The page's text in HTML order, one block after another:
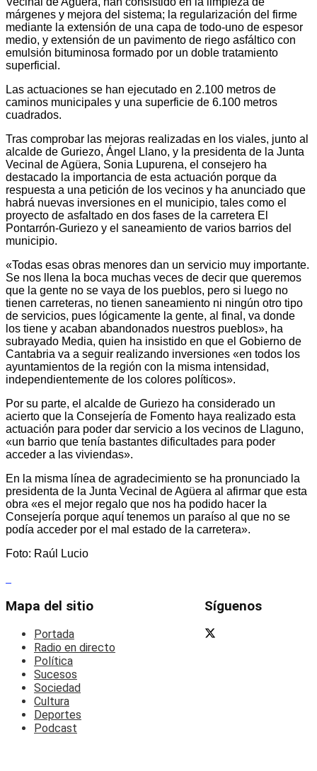
márgenes y mejora del sistema; la regularización del firme
mediante la extensión de una capa de todo-uno de espesor
medio, y extensión de un pavimento de riego asfáltico con
emulsión bituminosa formado por un doble tratamiento
superficial.
Las actuaciones se han ejecutado en 2.100 metros de
caminos municipales y una superficie de 6.100 metros
cuadrados.
Tras comprobar las mejoras realizadas en los viales, junto al
alcalde de Guriezo, Ángel Llano, y la presidenta de la Junta
Vecinal de Agüera, Sonia Lupurena, el consejero ha
destacado la importancia de esta actuación porque da
respuesta a una petición de los vecinos y ha anunciado que
habrá nuevas inversiones en el municipio, tales como el
proyecto de asfaltado en dos fases de la carretera El
Pontarrón-Guriezo y el saneamiento de varios barrios del
municipio.
«Todas esas obras menores dan un servicio muy importante.
Se nos llena la boca muchas veces de decir que queremos
que la gente no se vaya de los pueblos, pero si luego no
tienen carreteras, no tienen saneamiento ni ningún otro tipo
de servicios, pues lógicamente la gente, al final, va donde
los tiene y acaban abandonados nuestros pueblos», ha
subrayado Media, quien ha insistido en que el Gobierno de
Cantabria va a seguir realizando inversiones «en todos los
ayuntamientos de la región con la misma intensidad,
independientemente de los colores políticos».
Por su parte, el alcalde de Guriezo ha considerado un
acierto que la Consejería de Fomento haya realizado esta
actuación para poder dar servicio a los vecinos de Llaguno,
«un barrio que tenía bastantes dificultades para poder
acceder a las viviendas».
En la misma línea de agradecimiento se ha pronunciado la
presidenta de la Junta Vecinal de Agüera al afirmar que esta
obra «es el mejor regalo que nos ha podido hacer la
Consejería porque aquí tenemos un paraíso al que no se
podía acceder por el mal estado de la carretera».
Foto: Raúl Lucio
Mapa del sitio
Portada
Radio en directo
Política
Sucesos
Sociedad
Cultura
Deportes
Podcast
Síguenos